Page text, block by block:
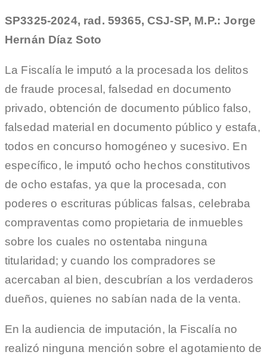
SP3325-2024, rad. 59365, CSJ-SP, M.P.: Jorge
Hernán Díaz Soto
La Fiscalía le imputó a la procesada los delitos
de fraude procesal, falsedad en documento
privado, obtención de documento público falso,
falsedad material en documento público y estafa,
todos en concurso homogéneo y sucesivo. En
específico, le imputó ocho hechos constitutivos
de ocho estafas, ya que la procesada, con
poderes o escrituras públicas falsas, celebraba
compraventas como propietaria de inmuebles
sobre los cuales no ostentaba ninguna
titularidad; y cuando los compradores se
acercaban al bien, descubrían a los verdaderos
dueños, quienes no sabían nada de la venta.
En la audiencia de imputación, la Fiscalía no
realizó ninguna mención sobre el agotamiento de